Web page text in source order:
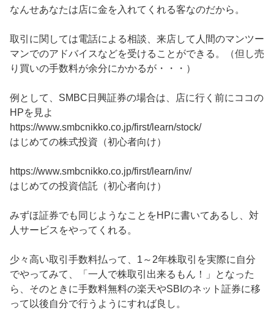
なんせあなたは店に金を入れてくれる客なのだから。
取引に関しては電話による相談、来店して人間のマンツー
マンでのアドバイスなどを受けることができる。（但し売
り買いの手数料が余分にかかるが・・・）
例として、SMBC日興証券の場合は、店に行く前にココの
HPを見よ
https://www.smbcnikko.co.jp/first/learn/stock/
はじめての株式投資（初心者向け）
https://www.smbcnikko.co.jp/first/learn/inv/
はじめての投資信託（初心者向け）
みずほ証券でも同じようなことをHPに書いてあるし、対
人サービスをやってくれる。
少々高い取引手数料払って、1～2年株取引を実際に自分
でやってみて、「一人で株取引出来るもん！」となった
ら、そのときに手数料無料の楽天やSBIのネット証券に移
って以後自分で行うようにすれば良し。